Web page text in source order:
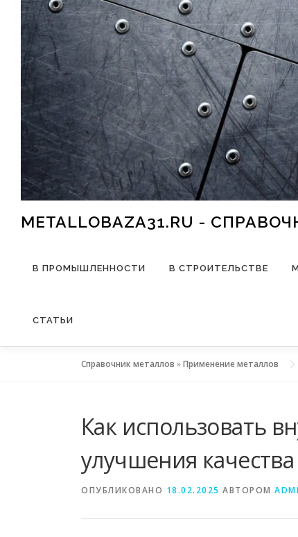
Перейти к содержимому
METALLOBAZA31.RU -
В ПРОМЫШЛЕННОСТИ В СТРОИТЕЛЬСТВЕ
СТАТЬИ
Справочник металлов »Применение металлов
Как использовать
улучшения
ОПУБЛИКОВАНО 18.02.2025 АВТОРОМ